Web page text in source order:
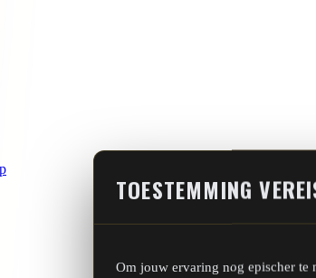
TOESTEMMING
Om jouw ervaring nog epischer te